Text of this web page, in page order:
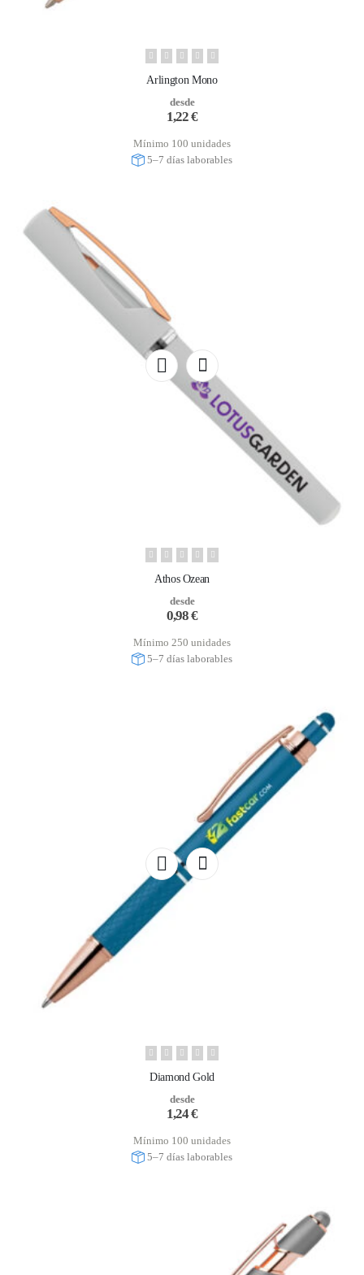
Arlington Mono
desde
1,22€
Mínimo 100 unidades
5–7 días laborables
Athos Ozean
desde
0,98€
Mínimo 250 unidades
5–7 días laborables
Diamond Gold
desde
1,24€
Mínimo 100 unidades
5–7 días laborables